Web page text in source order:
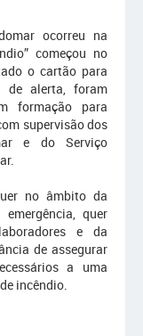
ocorreu na
começou no
o cartão para
de alerta, foram
formação para
supervisão dos
e do Serviço
no âmbito da
quer
e da
de assegurar
a uma
incêndio.